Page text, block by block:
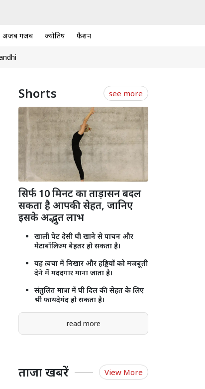
अजब गजब ज्योतिष फैशन
Shorts see more
सिर्फ 10 मिनट का ताड़ासन बदल
सकता है आपकी सेहत, जानिए
इसके अद्भुत लाभ
खाली पेट देसी घी खाने से पाचन और
मेटाबॉलिज्म बेहतर हो सकता है।
यह त्वचा में निखार और हड्डियों को मजबूती
देने में मददगार माना जाता है।
संतुलित मात्रा में घी दिल की सेहत के लिए
भी फायदेमंद हो सकता है।
read more
ताजा खबरें View More